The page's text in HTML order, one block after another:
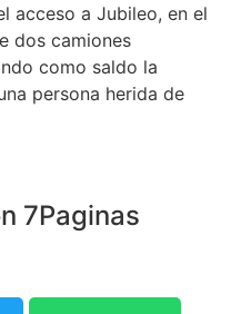
acceso a Jubileo, en el
dos camiones
como saldo la
persona herida de
7Paginas